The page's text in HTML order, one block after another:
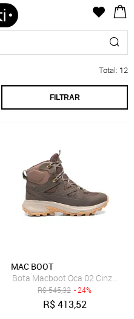
Total: 12
FILTRAR
Masculino
MAC BOOT
Bota Macboot Oca 02 Cinza
R$545,32 - 24%
R$413,52